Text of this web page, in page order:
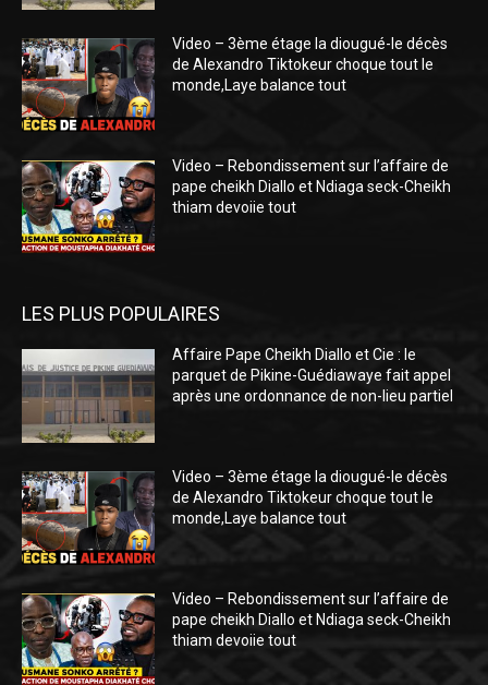
Video – 3ème étage la diougué-le décès
de Alexandro Tiktokeur choque tout le
monde,Laye balance tout
Video – Rebondissement sur l’affaire de
pape cheikh Diallo et Ndiaga seck-Cheikh
thiam devoiie tout
LES PLUS POPULAIRES
Affaire Pape Cheikh Diallo et Cie : le
parquet de Pikine-Guédiawaye fait appel
après une ordonnance de non-lieu partiel
Video – 3ème étage la diougué-le décès
de Alexandro Tiktokeur choque tout le
monde,Laye balance tout
Video – Rebondissement sur l’affaire de
pape cheikh Diallo et Ndiaga seck-Cheikh
thiam devoiie tout